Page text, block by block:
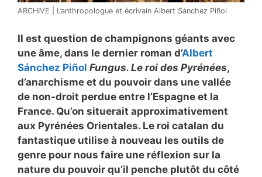
ARCHIVE | L’anthropologue et écrivain Albert Sánchez Piñol
Il est question de champignons géants avec
une âme, dans le dernier roman d’Albert
Sánchez Piñol Fungus. Le roi des Pyrénées,
d’anarchisme et du pouvoir dans une vallée
de non-droit perdue entre l’Espagne et la
France. Qu’on situerait approximativement
aux Pyrénées Orientales. Le roi catalan du
fantastique utilise à nouveau les outils de
genre pour nous faire une réflexion sur la
nature du pouvoir qu’il penche plutôt du côté